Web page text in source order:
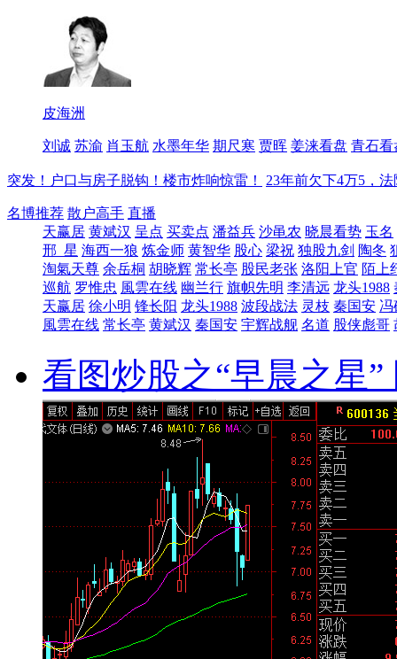
皮海洲
刘诚 苏渝 肖玉航 水墨年华 期尺寒 贾晖 姜涞看盘 青石看
突发！户口与房子脱钩！楼市炸响惊雷！ 23年前欠下4万5，
名博推荐 散户高手 直播
天赢居 黄斌汉 呈点 买卖点 潘益兵 沙黾农 晓晨看势 玉名
邢_星 海西一狼 炼金师 黄智华 股心 梁祝 独股九剑 陶冬
淘氣天尊 余岳桐 胡晓辉 常长亭 股民老张 洛阳上官 陌上
巡航 罗惟忠 風雲在线 幽兰行 旗帜先明 李清远 龙头1988
天赢居 徐小明 锋长阳 龙头1988 波段战法 灵枝 秦国安 冯
風雲在线 常长亭 黄斌汉 秦国安 宇辉战舰 名道 股侠彪哥
看图炒股之“早晨之星”